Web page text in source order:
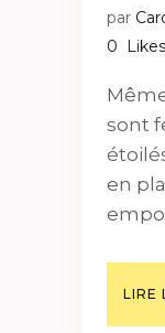
par
0
Likes
sont
en
LIRE